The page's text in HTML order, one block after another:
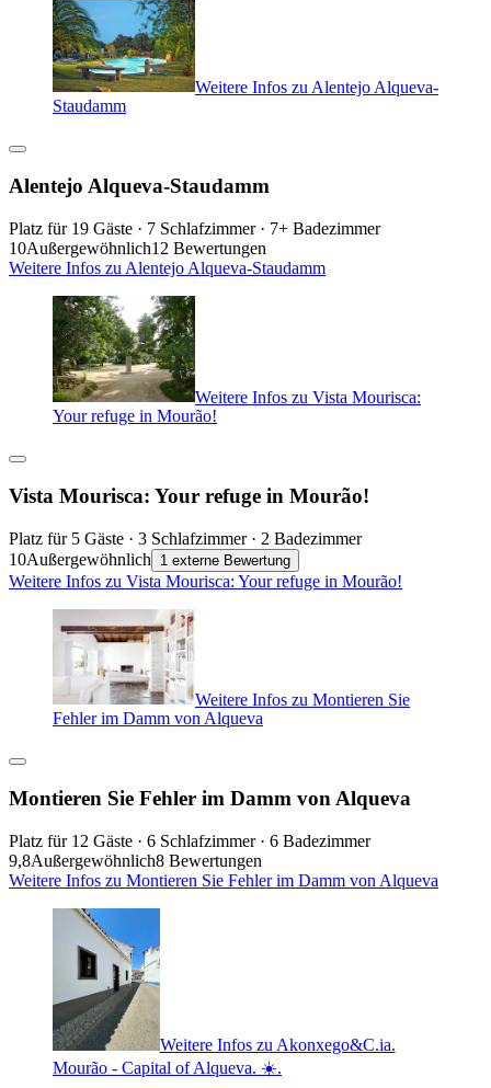
Weitere Infos zu Alentejo Alqueva-
Staudamm
Alentejo Alqueva-Staudamm
Platz für 19 Gäste · 7 Schlafzimmer · 7+ Badezimmer
10Außergewöhnlich12 Bewertungen
Weitere Infos zu Alentejo Alqueva-Staudamm
Weitere Infos zu Vista Mourisca:
Your refuge in Mourão!
Vista Mourisca: Your refuge in Mourão!
Platz für 5 Gäste · 3 Schlafzimmer · 2 Badezimmer
10Außergewöhnlich 1 externe Bewertung
Weitere Infos zu Vista Mourisca: Your refuge in Mourão!
Weitere Infos zu Montieren Sie
Fehler im Damm von Alqueva
Montieren Sie Fehler im Damm von Alqueva
Platz für 12 Gäste · 6 Schlafzimmer · 6 Badezimmer
9,8Außergewöhnlich8 Bewertungen
Weitere Infos zu Montieren Sie Fehler im Damm von Alqueva
Weitere Infos zu Akonxego&C.ia.
Mourão - Capital of Alqueva. ☀️.